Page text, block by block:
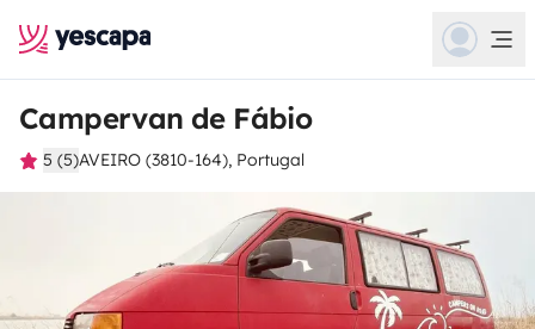
Campervan de Fábio
5 (5)AVEIRO (3810-164), Portugal